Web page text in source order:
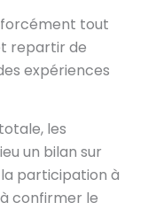
forcément tout
repartir de
expériences
les
un bilan sur
participation à
confirmer le